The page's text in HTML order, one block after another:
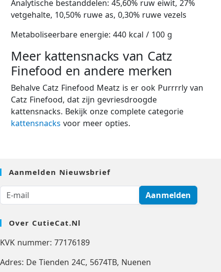
Analytische bestanddelen: 45,60% ruw eiwit, 27%
vetgehalte, 10,50% ruwe as, 0,30% ruwe vezels
Metaboliseerbare energie: 440 kcal / 100 g
Meer kattensnacks van Catz
Finefood en andere merken
Behalve Catz Finefood Meatz is er ook Purrrrly van
Catz Finefood, dat zijn gevriesdroogde
kattensnacks. Bekijk onze complete categorie
kattensnacks voor meer opties.
Aanmelden Nieuwsbrief
Aanmelden
Over CutieCat.nl
KVK nummer: 77176189
Adres: De Tienden 24C, 5674TB, Nuenen